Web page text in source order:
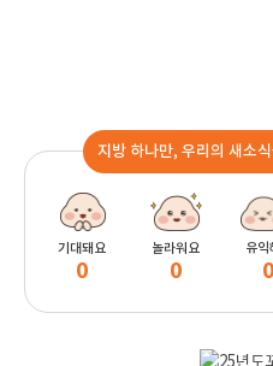
지방 하나만, 우리의 새소
기대돼요
0
놀라워요
0
유익
0